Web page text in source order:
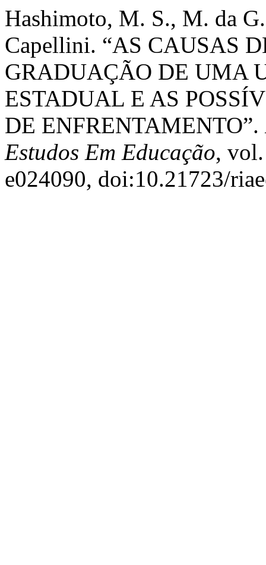
Hashimoto, M. S., M. da
Capellini. “AS CAUSAS
GRADUAÇÃO DE UMA
ESTADUAL E AS
DE ENFRENTAMENTO”.
Estudos Em Educação,
e024090, doi:10.21723/